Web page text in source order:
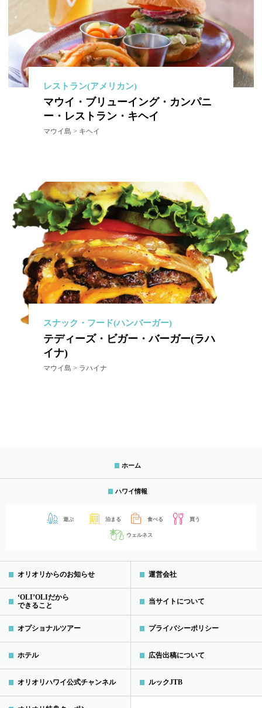
レストラン(アメリカン)
マウイ・ブリューイング・カンパニ
ー・レストラン・キヘイ
マウイ島 > キヘイ
スナック・フード(ハンバーガー)
テディーズ・ビガー・バーガー(ラハ
イナ)
マウイ島 > ラハイナ
ホーム
ハワイ情報
遊ぶ 泊まる 食べる 買う
ウェルネス
オリオリからのお知らせ
‘OLI’OLIだから
できること
オプショナルツアー
ホテル
オリオリハワイ公式チャンネル
運営会社
当サイトについて
プライバシーポリシー
広告出稿について
ルックJTB